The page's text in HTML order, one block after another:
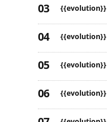
{{evolution}}
{{evolution}}
{{evolution}}
{{evolution}}